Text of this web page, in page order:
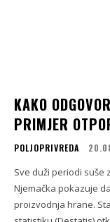
KAKO
PRIMJER
POLJOPRIVREDA
Sve duži periodi
Njemačka pokazuje
proizvodnja hrane.